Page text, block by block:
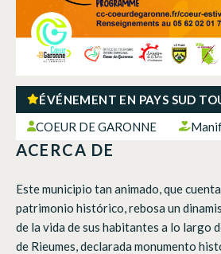
ÉVÉNEMENT EN PAYS SUD
COEUR DE GARONNE
ACERCA DE
Este municipio tan animado, que
patrimonio histórico, rebosa un
de la vida de sus habitantes a lo largo
de Rieumes, declarada monumento